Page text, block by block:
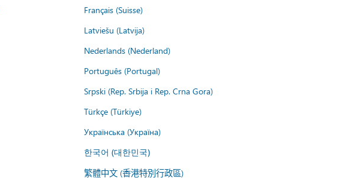
Français (Suisse)
Latviešu (Latvija)
Nederlands (Nederland)
Português (Portugal)
Srpski (Rep. Srbija i Rep. Crna Gora)
Türkçe (Türkiye)
Українська (Україна)
한국어 (대한민국)
繁體中文 (香港特別行政區)